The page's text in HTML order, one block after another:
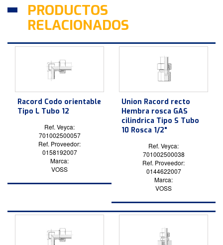
PRODUCTOS
RELACIONADOS
Racord Codo orientable
Tipo L Tubo 12
Ref. Veyca:
701002500057
Ref. Proveedor:
0158192007
Marca:
VOSS
Union Racord recto
Hembra rosca GAS
cilindrica Tipo S Tubo
10 Rosca 1/2"
Ref. Veyca:
701002500038
Ref. Proveedor:
0144622007
Marca:
VOSS